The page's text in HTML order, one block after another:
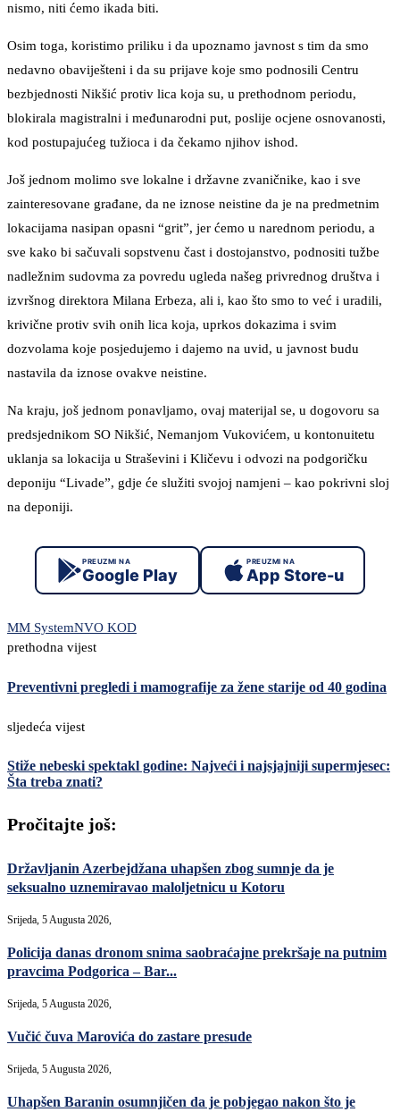
nismo, niti ćemo ikada biti.
Osim toga, koristimo priliku i da upoznamo javnost s tim da smo
nedavno obaviješteni i da su prijave koje smo podnosili Centru
bezbjednosti Nikšić protiv lica koja su, u prethodnom periodu,
blokirala magistralni i međunarodni put, poslije ocjene osnovanosti,
kod postupajućeg tužioca i da čekamo njihov ishod.
Još jednom molimo sve lokalne i državne zvaničnike, kao i sve
zainteresovane građane, da ne iznose neistine da je na predmetnim
lokacijama nasipan opasni “grit”, jer ćemo u narednom periodu, a
sve kako bi sačuvali sopstvenu čast i dostojanstvo, podnositi tužbe
nadležnim sudovma za povredu ugleda našeg privrednog društva i
izvršnog direktora Milana Erbeza, ali i, kao što smo to već i uradili,
krivične protiv svih onih lica koja, uprkos dokazima i svim
dozvolama koje posjedujemo i dajemo na uvid, u javnost budu
nastavila da iznose ovakve neistine.
Na kraju, još jednom ponavljamo, ovaj materijal se, u dogovoru sa
predsjednikom SO Nikšić, Nemanjom Vukovićem, u kontonuitetu
uklanja sa lokacija u Straševini i Kličevu i odvozi na podgoričku
deponiju “Livade”, gdje će služiti svojoj namjeni – kao pokrivni sloj
na deponiji.
PREUZMI NA
Google Play
PREUZMI NA
App Store-u
MM SystemNVO KOD
prethodna vijest
Preventivni pregledi i mamografije za žene starije od 40 godina
sljedeća vijest
Stiže nebeski spektakl godine: Najveći i najsjajniji supermjesec:
Šta treba znati?
Pročitajte još:
Državljanin Azerbejdžana uhapšen zbog sumnje da je
seksualno uznemiravao maloljetnicu u Kotoru
Srijeda, 5 Augusta 2026,
Policija danas dronom snima saobraćajne prekršaje na putnim
pravcima Podgorica – Bar...
Srijeda, 5 Augusta 2026,
Vučić čuva Marovića do zastare presude
Srijeda, 5 Augusta 2026,
Uhapšen Baranin osumnjičen da je pobjegao nakon što je